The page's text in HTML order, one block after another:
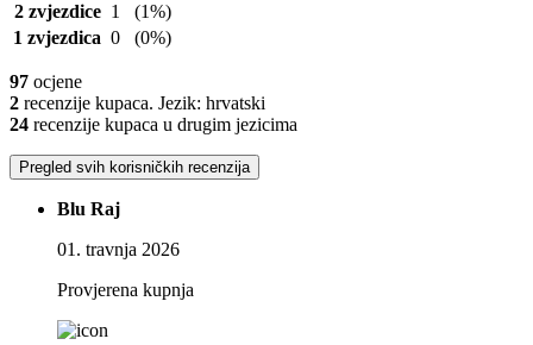
2 zvjezdice 1
(1%)
1 zvjezdica 0 (0%)
97 ocjene
2 recenzije kupaca. Jezik: hrvatski
24 recenzije kupaca u drugim jezicima
Pregled svih korisničkih recenzija
Blu Raj
01. travnja 2026
Provjerena kupnja